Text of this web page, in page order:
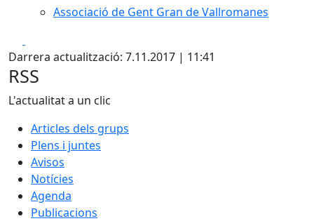
Associació de Gent Gran de Vallromanes
Darrera actualització: 7.11.2017 | 11:41
RSS
L'actualitat a un clic
Articles dels grups
Plens i juntes
Avisos
Notícies
Agenda
Publicacions